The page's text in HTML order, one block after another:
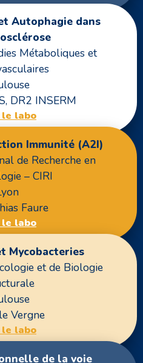
Autophagie dans
Métaboliques et
DR2 INSERM
labo
Immunité (A2I)
de Recherche en
– CIRI
Faure
labo
Mycobacteries
et de Biologie
Vergne
labo
de la voie